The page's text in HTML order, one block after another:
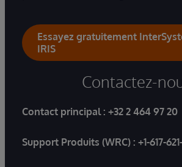
Essayez gratuitement
IRIS
Contactez-
Contact principal : +32 2 464 97 20
Support Produits (WRC) : +1-617-